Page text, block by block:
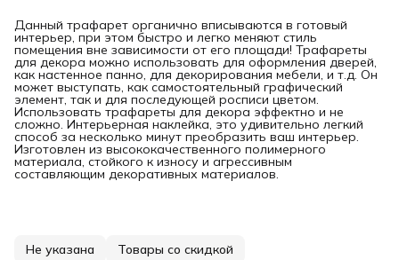
Данный трафарет органично вписываются в готовый
интерьер, при этом быстро и легко меняют стиль
помещения вне зависимости от его площади! Трафареты
для декора можно использовать для оформления дверей,
как настенное панно, для декорирования мебели, и т.д. Он
может выступать, как самостоятельный графический
элемент, так и для последующей росписи цветом.
Использовать трафареты для декора эффектно и не
сложно. Интерьерная наклейка, это удивительно легкий
способ за несколько минут преобразить ваш интерьер.
Изготовлен из высококачественного полимерного
материала, стойкого к износу и агрессивным
составляющим декоративных материалов.
Не указана Товары со скидкой